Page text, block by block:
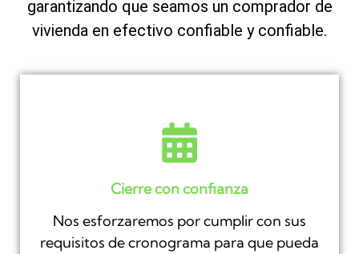
garantizando que seamos un comprador de
vivienda en efectivo confiable y confiable.
Cierre con confianza
Nos esforzaremos por cumplir con sus
requisitos de cronograma para que pueda